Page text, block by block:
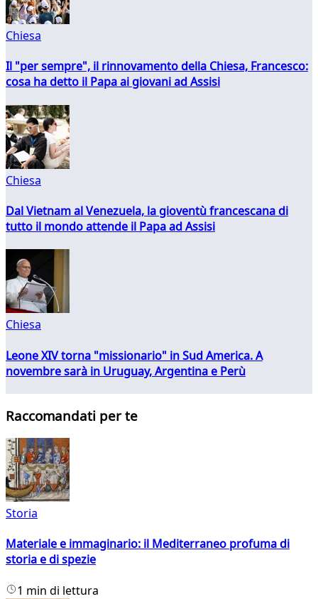
Chiesa
Il "per sempre", il rinnovamento della Chiesa, Francesco:
cosa ha detto il Papa ai giovani ad Assisi
Chiesa
Dal Vietnam al Venezuela, la gioventù francescana di
tutto il mondo attende il Papa ad Assisi
Chiesa
Leone XIV torna "missionario" in Sud America. A
novembre sarà in Uruguay, Argentina e Perù
Raccomandati per te
Storia
Materiale e immaginario: il Mediterraneo profuma di
storia e di spezie
1 min di lettura